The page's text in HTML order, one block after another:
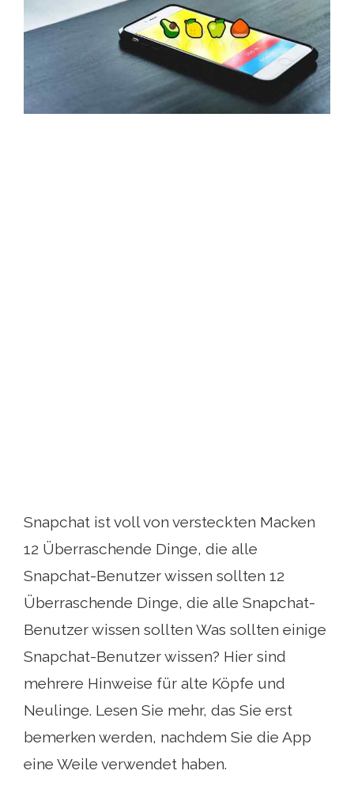
Snapchat ist voll von versteckten Macken
12 Überraschende Dinge, die alle
Snapchat-Benutzer wissen sollten 12
Überraschende Dinge, die alle Snapchat-
Benutzer wissen sollten Was sollten einige
Snapchat-Benutzer wissen? Hier sind
mehrere Hinweise für alte Köpfe und
Neulinge. Lesen Sie mehr, das Sie erst
bemerken werden, nachdem Sie die App
eine Weile verwendet haben.